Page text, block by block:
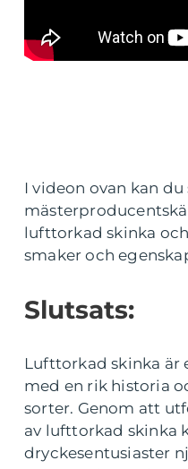
I videon ovan kan du
lufttorkad skinka
smaker och
Slutsats:
Lufttorkad skinka är
med en rik historia
sorter. Genom att
av lufttorkad skinka
dryckesentusiaster